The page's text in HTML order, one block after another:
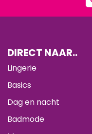
DIRECT NAAR..
Lingerie
Basics
Dag en nacht
Badmode